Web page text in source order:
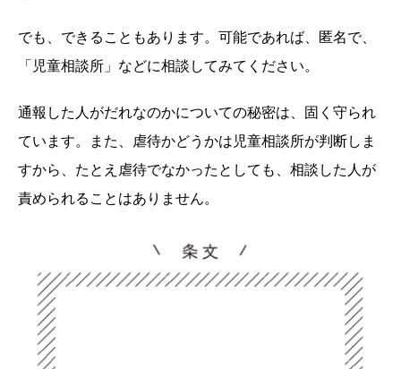
でも、できることもあります。可能であれば、匿名で、
「児童相談所」などに相談してみてください。
通報した人がだれなのかについての秘密は、固く守られ
ています。また、虐待かどうかは児童相談所が判断しま
すから、たとえ虐待でなかったとしても、相談した人が
責められることはありません。